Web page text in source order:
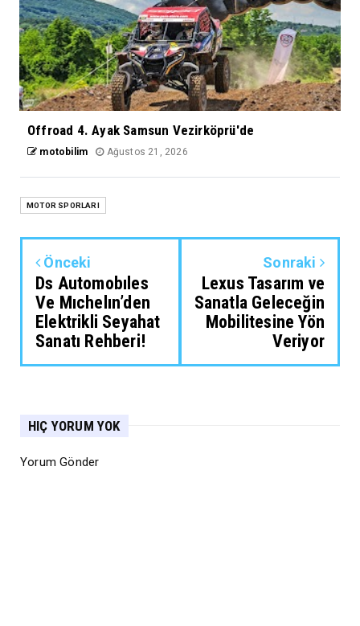
Offroad 4. Ayak Samsun Vezirköprü'de
motobilim Ağustos 21, 2026
MOTOR SPORLARI
Önceki
Ds Automobıles
Ve Mıchelın’den
Elektrikli Seyahat
Sanatı Rehberi!
Sonraki
Lexus Tasarım ve
Sanatla Geleceğin
Mobilitesine Yön
Veriyor
HIÇ YORUM YOK
Yorum Gönder